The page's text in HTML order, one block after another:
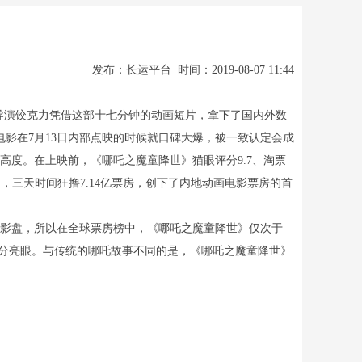
发布：长运平台 时间：2019-08-07 11:44
饺克力凭借这部十七分钟的动画短片，拿下了国内外数
在7月13日内部点映的时候就口碑大爆，被一致认定会成
度。在上映前，《哪吒之魔童降世》猫眼评分9.7、淘票
三天时间狂撸7.14亿票房，创下了内地动画电影票房的首
盘，所以在全球票房榜中，《哪吒之魔童降世》仅次于
眼。与传统的哪吒故事不同的是，《哪吒之魔童降世》